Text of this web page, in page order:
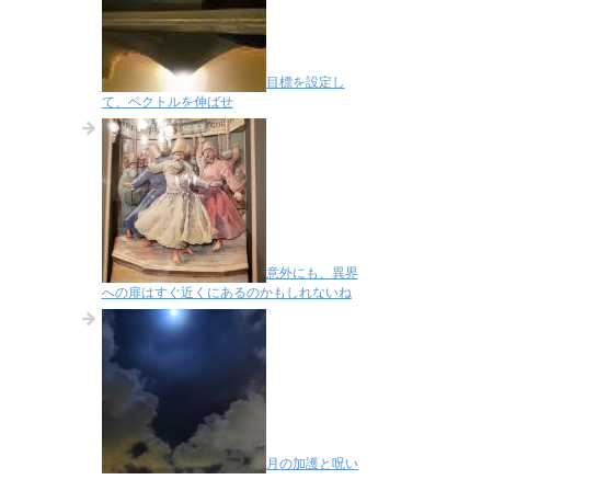
目標を設定し
て、ベクトルを伸ばせ
意外にも、異界
への扉はすぐ近くにあるのかもしれないね
月の加護と呪い